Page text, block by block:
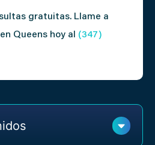
gratuitas. Llame a
Queens hoy al (347)